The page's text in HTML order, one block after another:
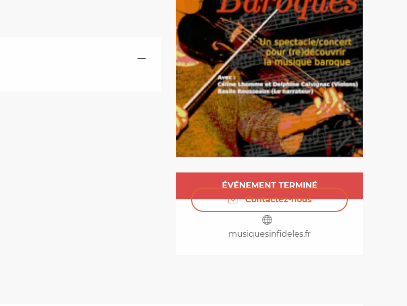
Ouverture et
ÉVÉNEMENT TERMINÉ
Contactez-nous
musiquesinfideles.fr
—